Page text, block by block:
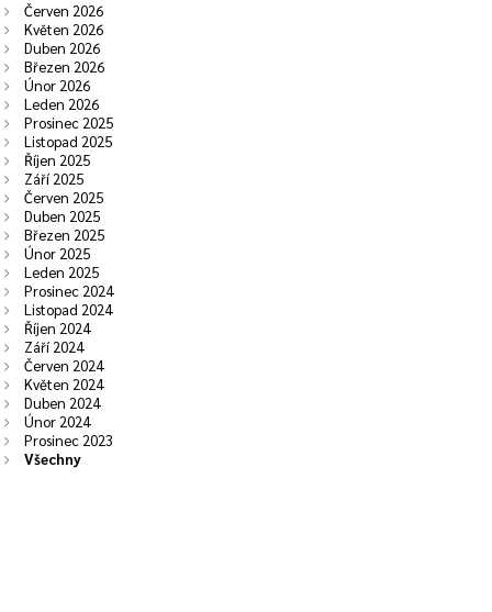
Červen 2026
Květen 2026
Duben 2026
Březen 2026
Únor 2026
Leden 2026
Prosinec 2025
Listopad 2025
Říjen 2025
Září 2025
Červen 2025
Duben 2025
Březen 2025
Únor 2025
Leden 2025
Prosinec 2024
Listopad 2024
Říjen 2024
Září 2024
Červen 2024
Květen 2024
Duben 2024
Únor 2024
Prosinec 2023
Všechny